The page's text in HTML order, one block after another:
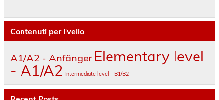
Contenuti per livello
A1/A2 - Anfänger Elementary level
- A1/A2 Intermediate level - B1/B2